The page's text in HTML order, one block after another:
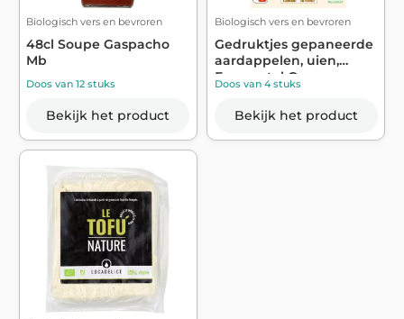
Biologisch vers en bevroren
48cl Soupe Gaspacho
Mb
Doos van 12 stuks
Bekijk het product
Biologisch vers en bevroren
Gedruktjes gepaneerde
aardappelen, uien,
Emmental Org...
Doos van 4 stuks
Bekijk het product